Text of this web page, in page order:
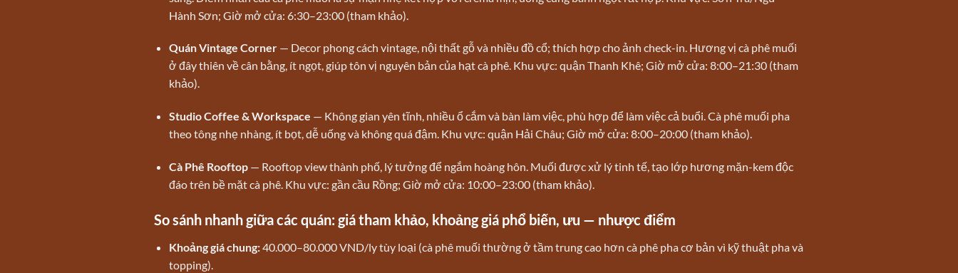
Hành Sơn; Giờ mở cửa: 6:30–23:00 (tham khảo).
Quán Vintage Corner— Decor phong cách vintage, nội thất gỗ và nhiều đồ cổ; thích hợp cho ảnh check-in. Hương vị cà phê muối
ở đây thiên về cân bằng, ít ngọt, giúp tôn vị nguyên bản của hạt cà phê. Khu vực: quận Thanh Khê; Giờ mở cửa: 8:00–21:30 (tham
khảo).
Studio Coffee & Workspace — Không gian yên tĩnh, nhiều ổ cắm và bàn làm việc, phù hợp để làm việc cả buổi. Cà phê muối pha
theo tông nhẹ nhàng, ít bọt, dễ uống và không quá đậm. Khu vực: quận Hải Châu; Giờ mở cửa: 8:00–20:00 (tham khảo).
Cà Phê Rooftop— Rooftop view thành phố, lý tưởng để ngắm hoàng hôn. Muối được xử lý tinh tế, tạo lớp hương mặn-kem độc
đáo trên bề mặt cà phê. Khu vực: gần cầu Rồng; Giờ mở cửa: 10:00–23:00 (tham khảo).
So sánh nhanh giữa các quán: giá tham khảo, khoảng giá phổ biến, ưu — nhược điểm
Khoảng giá chung:40.000–80.000 VND/ly tùy loại (cà phê muối thường ở tầm trung cao hơn cà phê pha cơ bản vì kỹ thuật pha và
topping).